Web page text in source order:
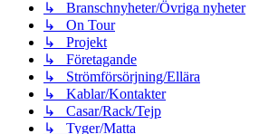
↳ Branschnyheter/Övriga nyheter
↳ On Tour
↳ Projekt
↳ Företagande
↳ Strömförsörjning/Ellära
↳ Kablar/Kontakter
↳ Casar/Rack/Tejp
↳ Tyger/Matta